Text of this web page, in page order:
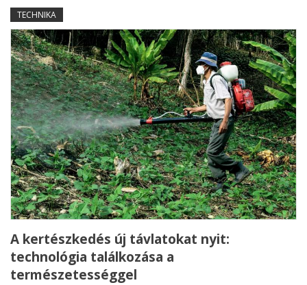
TECHNIKA
A kertészkedés új távlatokat nyit:
technológia találkozása a
természetességgel